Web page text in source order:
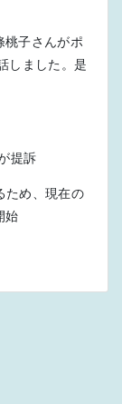
桃子さんがポ
しました。是
提訴
ため、現在の
始